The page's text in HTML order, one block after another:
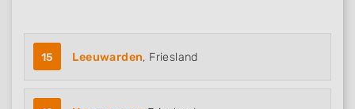
15 Leeuwarden, Friesland